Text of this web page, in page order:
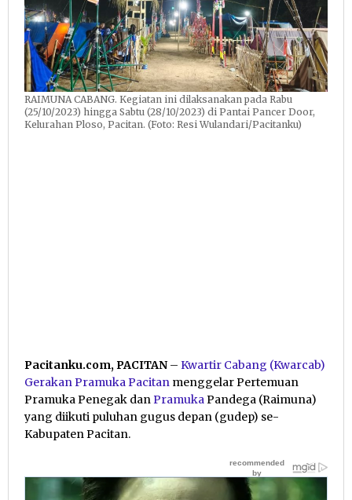
RAIMUNA CABANG. Kegiatan ini dilaksanakan pada Rabu
(25/10/2023) hingga Sabtu (28/10/2023) di Pantai Pancer Door,
Kelurahan Ploso, Pacitan. (Foto: Resi Wulandari/Pacitanku)
Pacitanku.com, PACITAN – Kwartir Cabang (Kwarcab)
Gerakan Pramuka Pacitan menggelar Pertemuan
Pramuka Penegak danPramukaPandega (Raimuna)
yang diikuti puluhan gugus depan (gudep) se-
Kabupaten Pacitan.